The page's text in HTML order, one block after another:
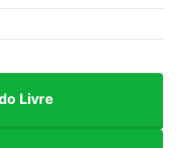
Livre